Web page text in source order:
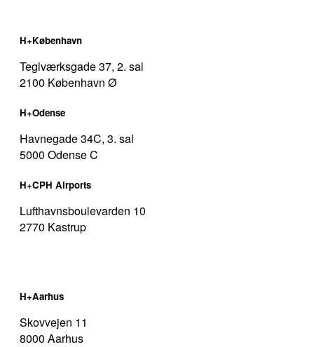
H+København
Teglværksgade 37, 2. sal
2100 København Ø
H+Odense
Havnegade 34C, 3. sal
5000 Odense C
H+CPH Airports
Lufthavnsboulevarden 10
2770 Kastrup
H+Aarhus
Skovvejen 11
8000 Aarhus